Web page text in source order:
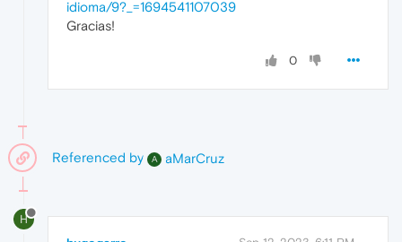
idioma/9?_=1694541107039
Gracias!
0
Referenced by A aMarCruz
H